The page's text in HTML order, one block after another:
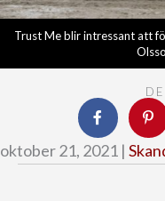
Trust Me blir intressant att
oktober 21, 2021 |